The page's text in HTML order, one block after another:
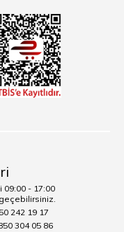
- 17:00
242 19 17
304 05 86